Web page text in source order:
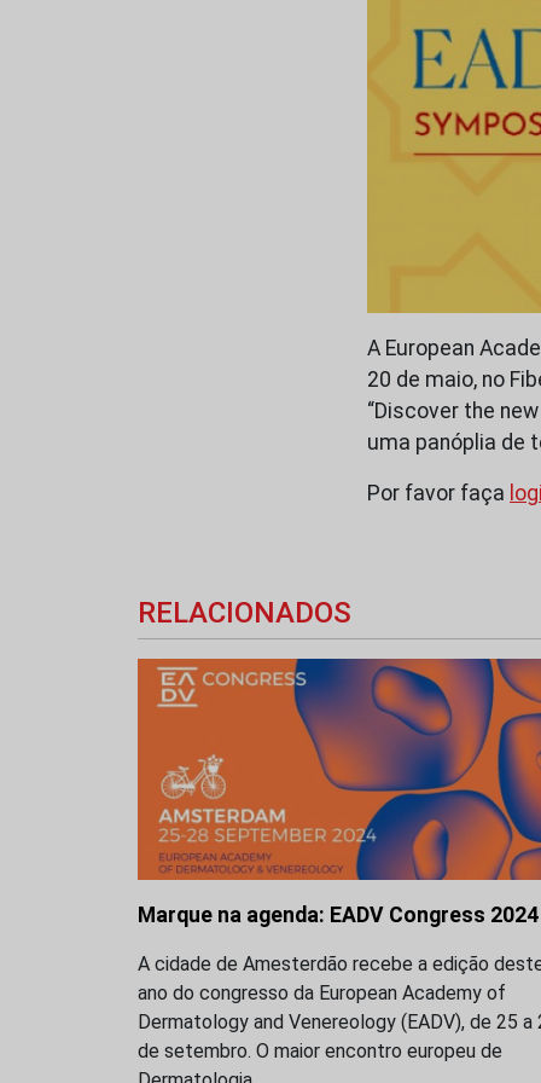
A European
20 de maio, no
“Discover the
uma panóplia de
Por favor faça
RELACIONADOS
Marque na agenda: EADV Congress 2024
A cidade de Amesterdão recebe a edição
ano do congresso da European Academy of
Dermatology and Venereology (EADV), de 25 a
de setembro. O maior encontro europeu de